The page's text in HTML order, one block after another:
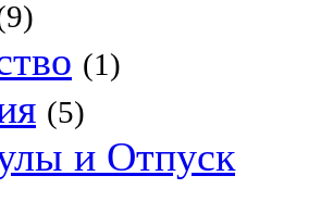
(1)
(5)
и Отпуск